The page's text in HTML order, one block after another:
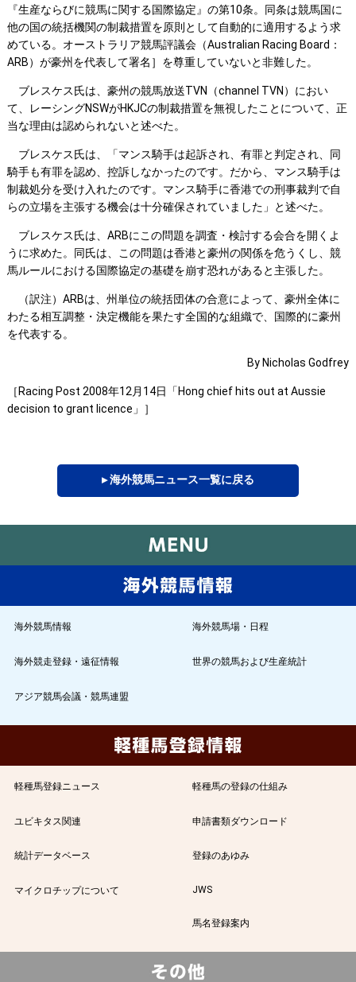
『生産ならびに競馬に関する国際協定』の第10条。同条は競馬国に
他の国の統括機関の制裁措置を原則として自動的に適用するよう求
めている。オーストラリア競馬評議会（Australian Racing Board：
ARB）が豪州を代表して署名］を尊重していないと非難した。
ブレスケス氏は、豪州の競馬放送TVN（channel TVN）におい
て、レーシングNSWがHKJCの制裁措置を無視したことについて、正
当な理由は認められないと述べた。
ブレスケス氏は、「マンス騎手は起訴され、有罪と判定され、同
騎手も有罪を認め、控訴しなかったのです。だから、マンス騎手は
制裁処分を受け入れたのです。マンス騎手に香港での刑事裁判で自
らの立場を主張する機会は十分確保されていました」と述べた。
ブレスケス氏は、ARBにこの問題を調査・検討する会合を開くよ
うに求めた。同氏は、この問題は香港と豪州の関係を危うくし、競
馬ルールにおける国際協定の基礎を崩す恐れがあると主張した。
（訳注）ARBは、州単位の統括団体の合意によって、豪州全体に
わたる相互調整・決定機能を果たす全国的な組織で、国際的に豪州
を代表する。
By Nicholas Godfrey
［Racing Post 2008年12月14日「Hong chief hits out at Aussie
decision to grant licence」］
▸ 海外競馬ニュース一覧に戻る
海外競馬情報 海外競馬場・日程
海外競走登録・遠征情報 世界の競馬および生産統計
アジア競馬会議・競馬連盟
軽種馬登録ニュース 軽種馬の登録の仕組み
ユビキタス関連 申請書類ダウンロード
統計データベース 登録のあゆみ
マイクロチップについて JWS
馬名登録案内